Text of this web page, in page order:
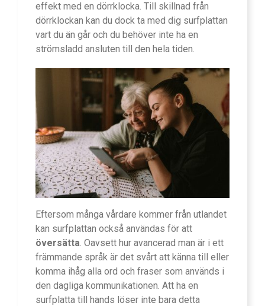
effekt med en dörrklocka. Till skillnad från
dörrklockan kan du dock ta med dig surfplattan
vart du än går och du behöver inte ha en
strömsladd ansluten till den hela tiden.
Eftersom många vårdare kommer från utlandet
kan surfplattan också användas för att
översätta . Oavsett hur avancerad man är i ett
främmande språk är det svårt att känna till eller
komma ihåg alla ord och fraser som används i
den dagliga kommunikationen. Att ha en
surfplatta till hands löser inte bara detta